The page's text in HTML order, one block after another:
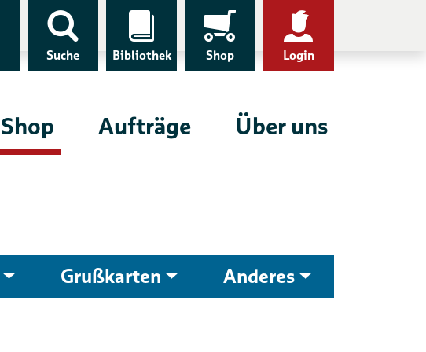
Suche Bibliothek Shop Login
Shop Aufträge Über uns
Grußkarten Anderes